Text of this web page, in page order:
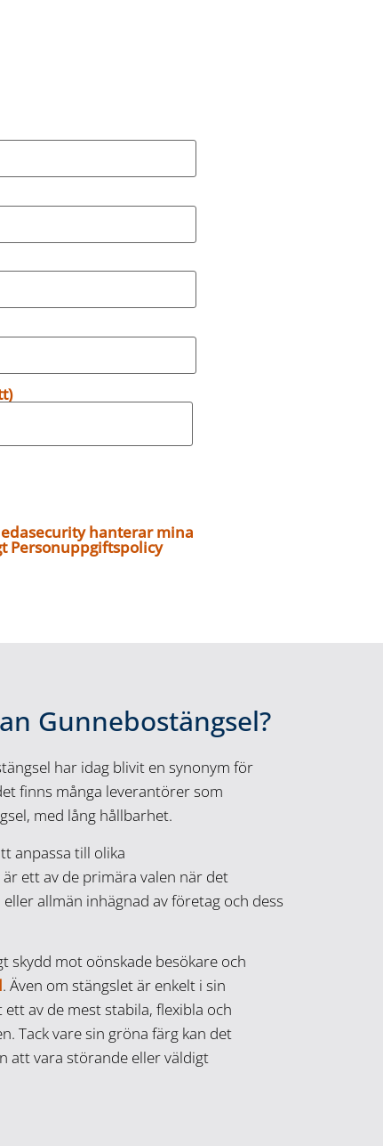
hanterar mina
Personuppgiftspolicy
Gunnebostängsel?
har idag blivit en synonym för
finns många leverantörer som
med lång hållbarhet.
anpassa till olika
ett av de primära valen när det
allmän inhägnad av företag och dess
skydd mot oönskade besökare och
. Även om stängslet är enkelt i sin
av de mest stabila, flexibla och
Tack vare sin gröna färg kan det
att vara störande eller väldigt